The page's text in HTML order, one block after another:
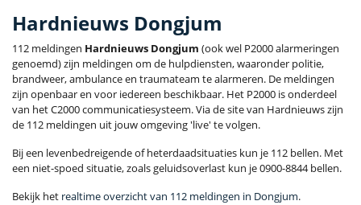
Hardnieuws Dongjum
112 meldingen Hardnieuws Dongjum (ook wel P2000 alarmeringen
genoemd) zijn meldingen om de hulpdiensten, waaronder politie,
brandweer, ambulance en traumateam te alarmeren. De meldingen
zijn openbaar en voor iedereen beschikbaar. Het P2000 is onderdeel
van het C2000 communicatiesysteem. Via de site van Hardnieuws zijn
de 112 meldingen uit jouw omgeving 'live' te volgen.
Bij een levenbedreigende of heterdaadsituaties kun je 112 bellen. Met
een niet-spoed situatie, zoals geluidsoverlast kun je 0900-8844 bellen.
Bekijk het realtime overzicht van 112 meldingen in Dongjum.